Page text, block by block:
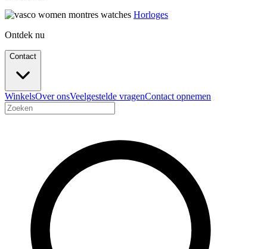
Horloges
Ontdek nu
Contact
WinkelsOver onsVeelgestelde vragenContact opnemen